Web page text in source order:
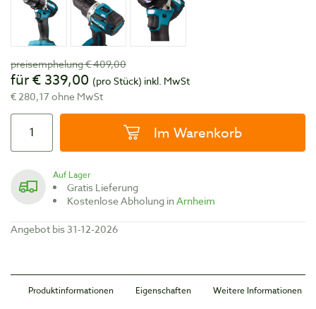
preisemphelung € 409,00
für € 339,00 (pro Stück) inkl. MwSt
€ 280,17 ohne MwSt
Im Warenkorb
Auf Lager
Gratis Lieferung
Kostenlose Abholung inArnheim
Angebot bis 31-12-2026
Produktinformationen Eigenschaften Weitere Informationen